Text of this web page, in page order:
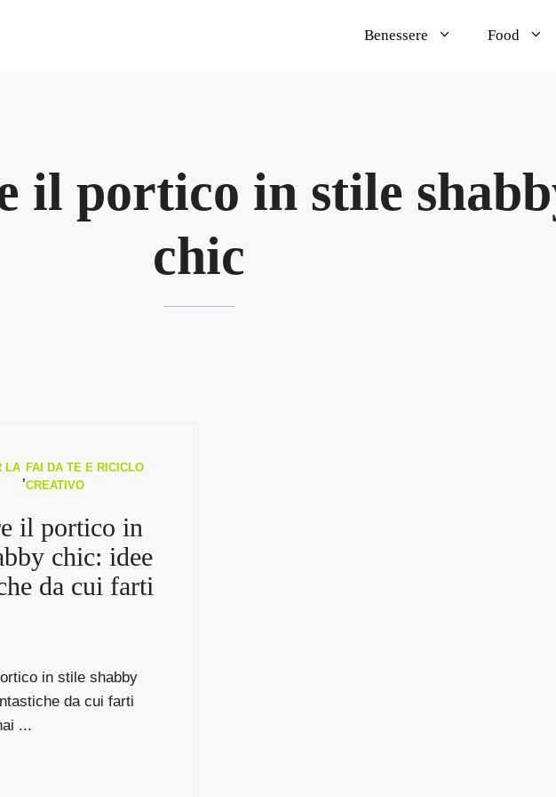
Benessere Food
il portico in stile
chic
LA
,
FAI DA TE E RICICLO
CREATIVO
il portico in
chic: idee
da cui farti
in stile shabby
da cui farti
...